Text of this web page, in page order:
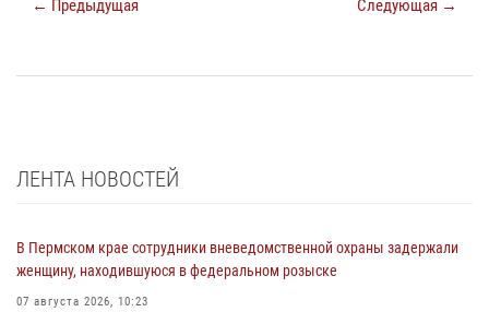
← Предыдущая Следующая →
ЛЕНТА НОВОСТЕЙ
В Пермском крае сотрудники вневедомственной охраны задержали
женщину, находившуюся в федеральном розыске
07 августа 2026, 10:23